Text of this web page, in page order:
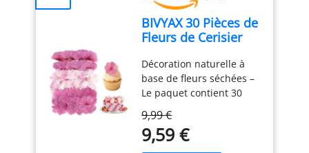
BIVYAX 30 Pièces de
Fleurs de Cerisier
Naturelles Séchées,
Mélange de Variétés
de Fleurs Pressées
pour Décoration de
Gâteaux, Pâtisserie,
Cocktails et
Décoration naturelle à
base de fleurs séchées –
Le paquet contient 30
de différentes tailles et
formes. Ces fleurs
9,99 €
9,59 €